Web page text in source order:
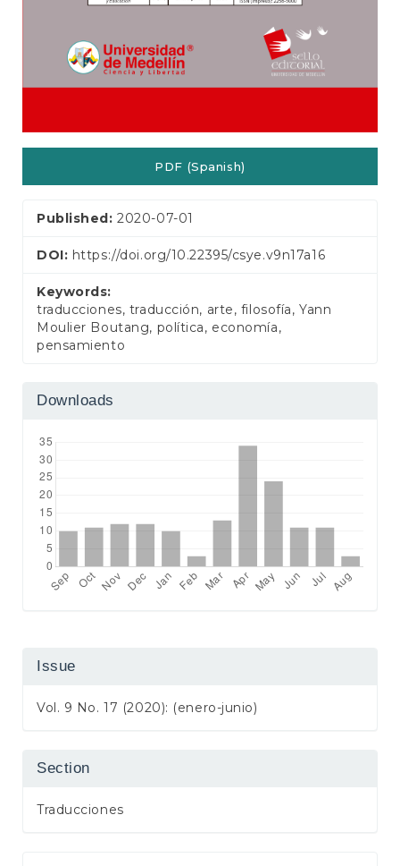
PDF (Spanish)
Published:2020-07-01
DOI: https://doi.org/10.22395/csye.v9n17a16
Keywords:
traducciones, traducción, arte, filosofía, Yann
Moulier Boutang, política, economía,
pensamiento
Downloads
Issue
Vol. 9 No. 17 (2020): (enero-junio)
Section
Traducciones